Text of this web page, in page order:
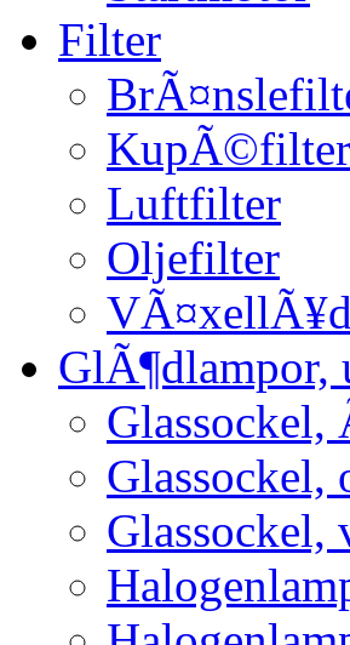
Filter
KupÃ©filter
Luftfilter
Oljefilter
GlÃ¶dlampor,
Glassockel,
Glassockel,
Glassockel,